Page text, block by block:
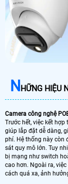
NHỮNG HIỆU
Camera công nghệ
Trước hết, việc kết
giúp lắp đặt dễ dàng,
phí. Hệ thống này còn
sát quy mô lớn. Tuy
bị mạng như switch
cao hơn. Ngoài ra,
cách quá xa, ảnh